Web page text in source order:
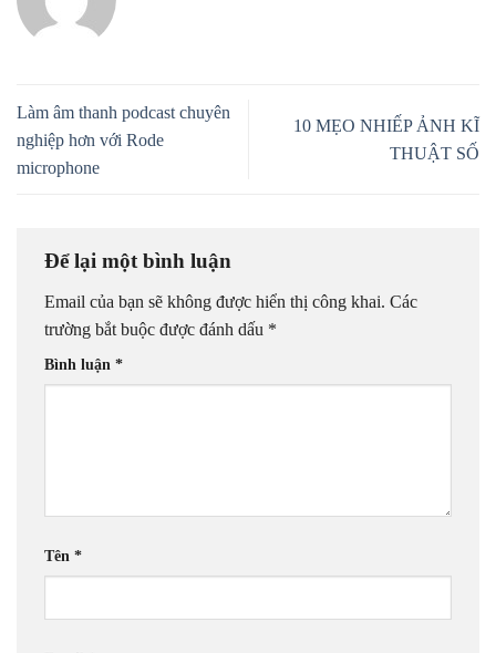
Làm âm thanh podcast chuyên
nghiệp hơn với Rode
microphone
10 MẸO NHIẾP ẢNH KĨ
THUẬT SỐ
Để lại một bình luận
Email của bạn sẽ không được hiển thị công khai. Các
trường bắt buộc được đánh dấu *
Bình luận *
Tên *